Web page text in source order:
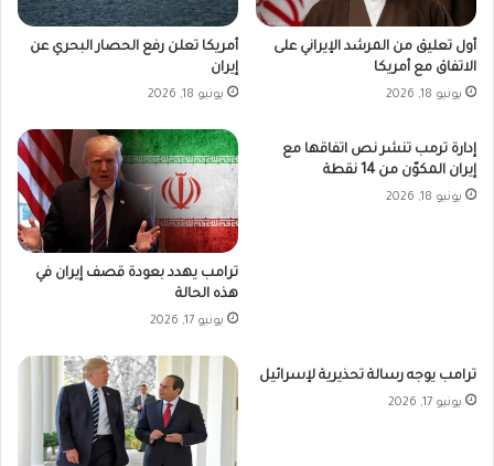
أول تعليق من المرشد الإيراني على
الاتفاق مع أمريكا
يونيو 18, 2026
أمريكا تعلن رفع الحصار البحري عن
إيران
يونيو 18, 2026
إدارة ترمب تنشر نص اتفاقها مع
إيران المكوّن من 14 نقطة
يونيو 18, 2026
ترامب يهدد بعودة قصف إيران في
هذه الحالة
يونيو 17, 2026
ترامب يوجه رسالة تحذيرية لإسرائيل
يونيو 17, 2026